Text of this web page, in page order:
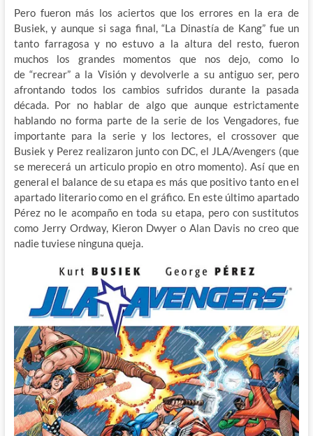
Pero fueron más los aciertos que los errores en la era de
Busiek, y aunque si saga final, “La Dinastía de Kang” fue un
tanto farragosa y no estuvo a la altura del resto, fueron
muchos los grandes momentos que nos dejo, como lo
de “recrear” a la Visión y devolverle a su antiguo ser, pero
afrontando todos los cambios sufridos durante la pasada
década. Por no hablar de algo que aunque estrictamente
hablando no forma parte de la serie de los Vengadores, fue
importante para la serie y los lectores, el crossover que
Busiek y Perez realizaron junto con DC, el JLA/Avengers (que
se merecerá un articulo propio en otro momento). Así que en
general el balance de su etapa es más que positivo tanto en el
apartado literario como en el gráfico. En este último apartado
Pérez no le acompaño en toda su etapa, pero con sustitutos
como Jerry Ordway, Kieron Dwyer o Alan Davis no creo que
nadie tuviese ninguna queja.